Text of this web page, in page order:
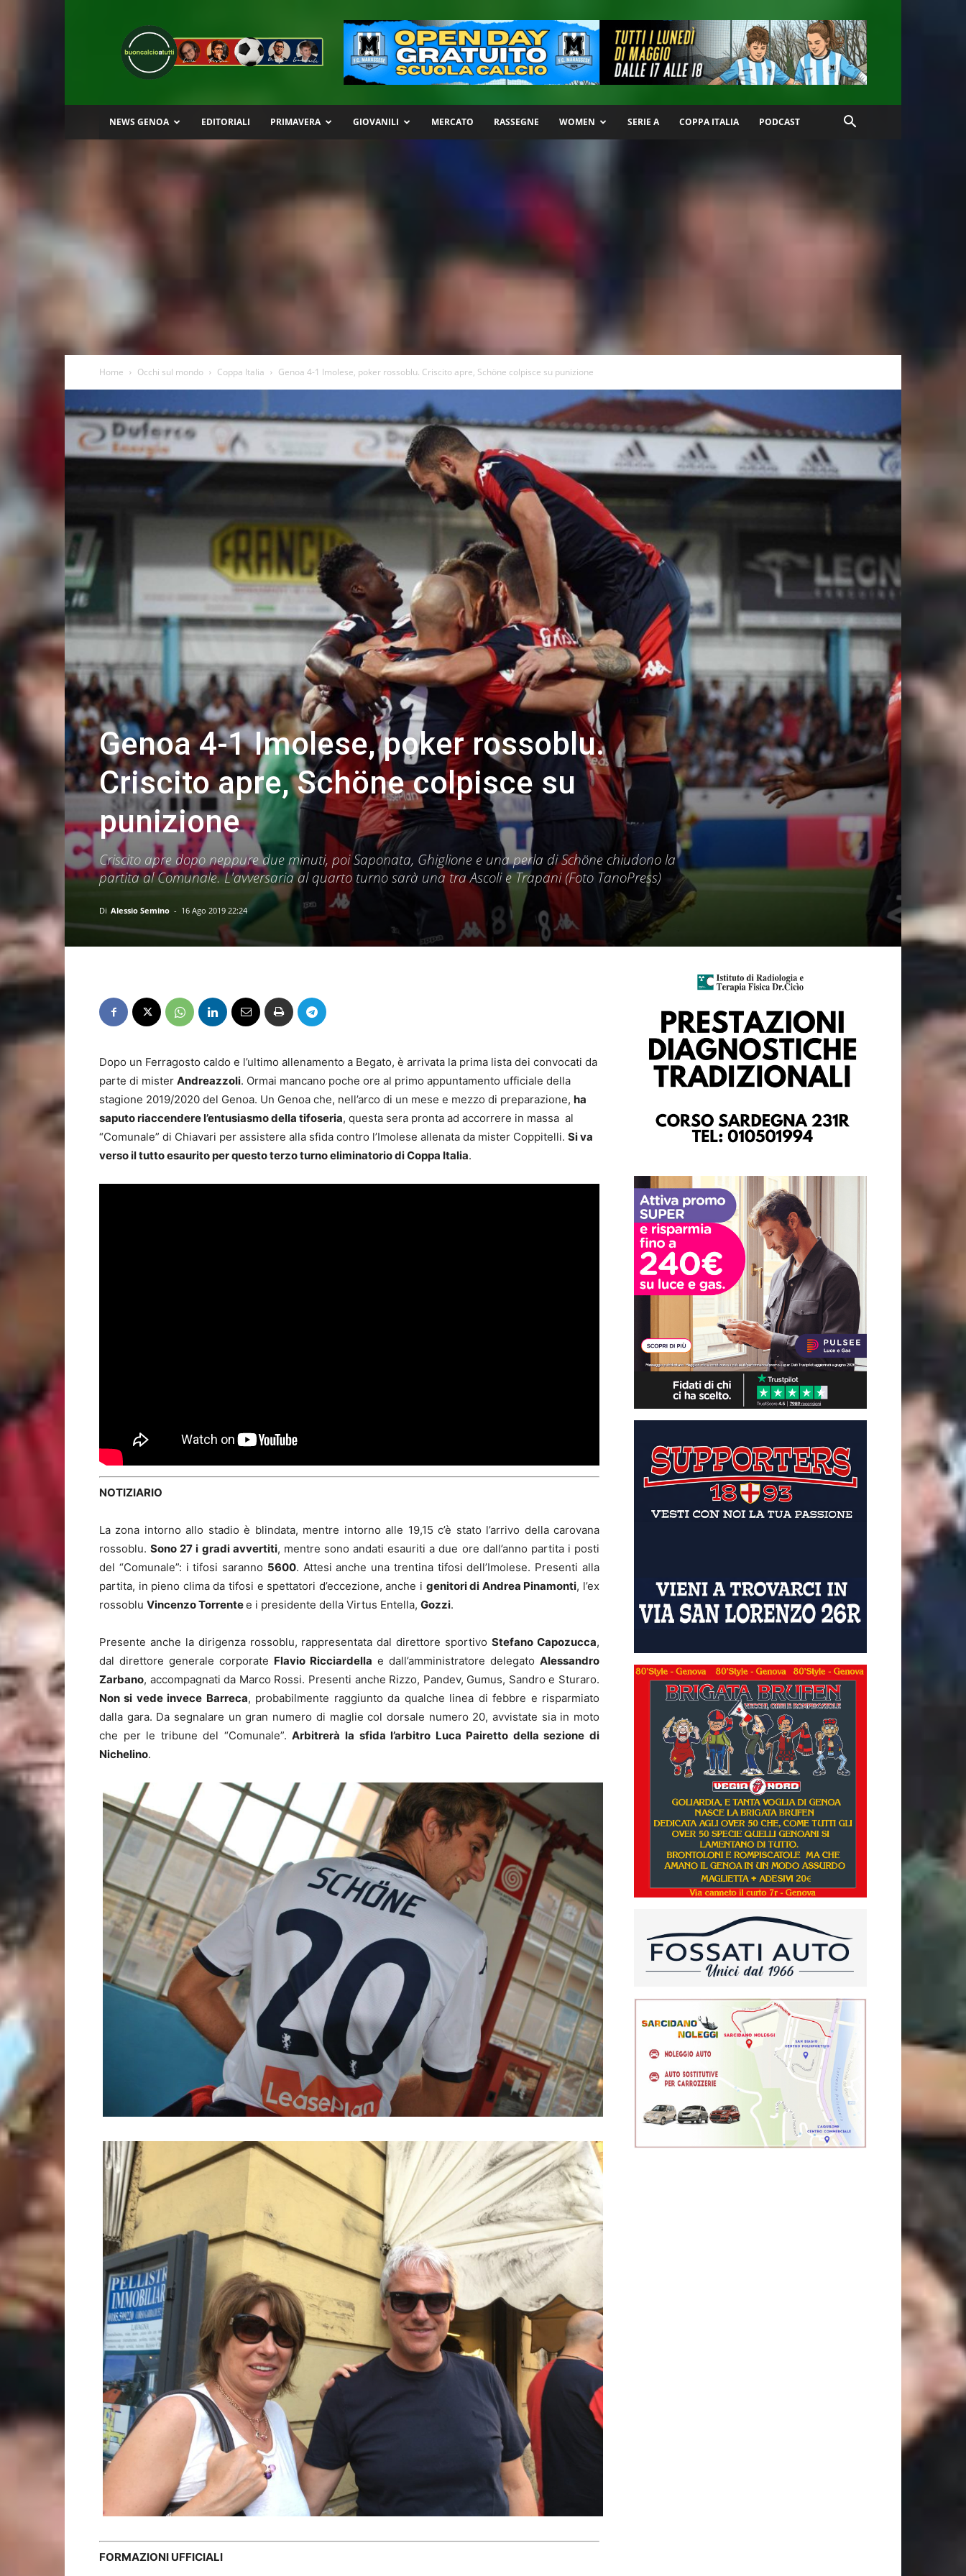
Buon
Calcio
a
Tutti
NEWS GENOA EDITORIALI PRIMAVERA GIOVANILI MERCATO RASSEGNE WOMEN SERIE A COPPA ITALIA PODCAST
Home Occhi sul mondo Coppa Italia Genoa 4-1 Imolese, poker rossoblu. Criscito apre, Schöne colpisce su punizione
Genoa 4-1 Imolese, poker rossoblu.
Criscito apre, Schöne colpisce su
punizione
Criscito apre dopo neppure due minuti, poi Saponata, Ghiglione e una perla di Schöne chiudono la
partita al Comunale. L'avversaria al quarto turno sarà una tra Ascoli e Trapani (Foto TanoPress)
Di Alessio Semino - 16 Ago 2019 22:24
Dopo un Ferragosto caldo e l’ultimo allenamento a Begato, è arrivata la prima lista dei convocati da
parte di mister Andreazzoli. Ormai mancano poche ore al primo appuntamento ufficiale della
stagione 2019/2020 del Genoa. Un Genoa che, nell’arco di un mese e mezzo di preparazione, ha
saputo riaccendere l’entusiasmo della tifoseria, questa sera pronta ad accorrere in massa al
“Comunale” di Chiavari per assistere alla sfida contro l’Imolese allenata da mister Coppitelli. Si va
verso il tutto esaurito per questo terzo turno eliminatorio di Coppa Italia.
NOTIZIARIO
La zona intorno allo stadio è blindata, mentre intorno alle 19,15 c’è stato l’arrivo della carovana
rossoblu.Sono 27 i gradi avvertiti, mentre sono andati esauriti a due ore dall’anno partita i posti
del “Comunale”: i tifosi saranno 5600. Attesi anche una trentina tifosi dell’Imolese. Presenti alla
partita, in pieno clima da tifosi e spettatori d’eccezione, anche i genitori di Andrea Pinamonti, l’ex
rossoblu Vincenzo Torrentee i presidente della Virtus Entella, Gozzi.
Presente anche la dirigenza rossoblu, rappresentata dal direttore sportivoStefano Capozucca,
dal direttore generale corporate Flavio Ricciardella e dall’amministratore delegato Alessandro
Zarbano, accompagnati da Marco Rossi. Presenti anche Rizzo, Pandev, Gumus, Sandro e Sturaro.
Non si vede invece Barreca, probabilmente raggiunto da qualche linea di febbre e risparmiato
dalla gara. Da segnalare un gran numero di maglie col dorsale numero 20, avvistate sia in moto
che per le tribune del “Comunale”.Arbitrerà la sfida l’arbitro Luca Pairetto della sezione di
Nichelino.
FORMAZIONI UFFICIALI